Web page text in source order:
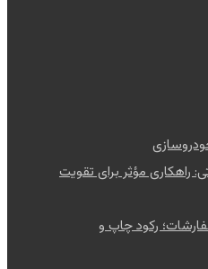
راهکاری مؤثر برای تقویت
رکود چاپ و